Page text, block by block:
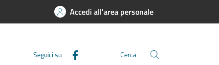
Accedi all'area personale
Seguici su Cerca